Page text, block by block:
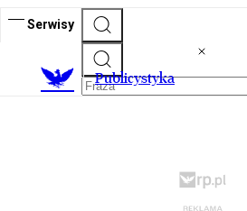
Serwisy
Publicystyka